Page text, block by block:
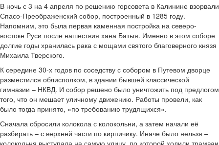
В ночь с 3 на 4 апреля по решению горсовета в Калинине взорвали
Спасо-Преображенский собор, построенный в 1285 году.
Напомним, это была первая каменная постройка на северо-
востоке Руси после нашествия хана Батыя. Именно в этом соборе
долгие годы хранилась рака с мощами святого благоверного князя
Михаила Тверского.
К середине 30-х годов по соседству с собором в Путевом дворце
разместился облисполком, в здании бывшей классической
гимназии – НКВД. И собор решено было уничтожить под предлогом
того, что он мешает уличному движению. Работы провели, как
было тогда принято, «по требованию трудящихся».
Сначала сбросили колокола с колокольни, а затем начали её
разбирать – с верхней части по кирпичику. Иначе было нельзя –
колокольня выступала на самую улицу, по которой ходили трамваи